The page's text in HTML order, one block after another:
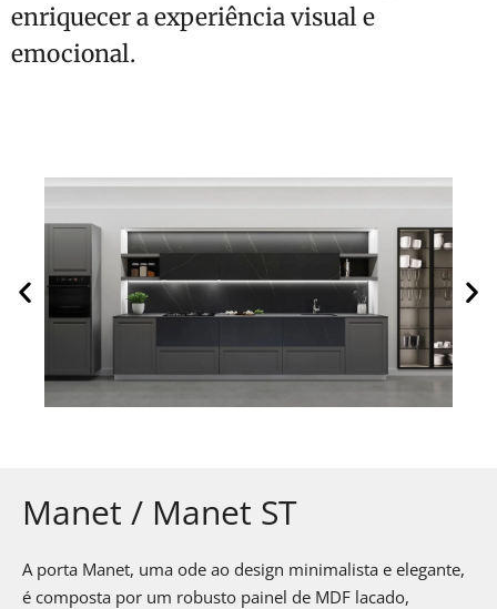
enriquecer a experiência visual e
emocional.
Manet / Manet ST
A porta Manet, uma ode ao design minimalista e elegante,
é composta por um robusto painel de MDF lacado,